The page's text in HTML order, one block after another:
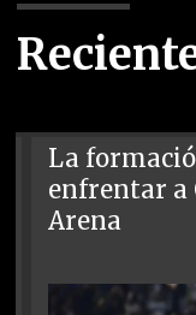
La
enfrentar a
Arena